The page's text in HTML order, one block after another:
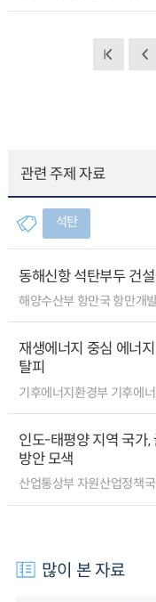
관련 주제 자료
석탄
동해신항 석탄부두 건
해양수산부 항만국 항만개
재생에너지 중심 에너
탈피
기후에너지환경부 기후에
인도-태평양 지역 국가
방안 모색
산업통상부 자원산업정책
많이 본 자료